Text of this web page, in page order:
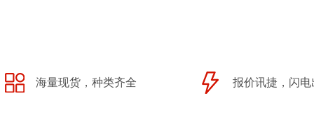
海量现货，种类齐全 报价讯捷，闪电